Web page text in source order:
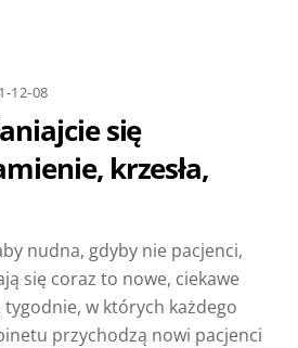
12-08
się
krzesła,
nudna, gdyby nie pacjenci,
się coraz to nowe, ciekawe
tygodnie, w których każdego
przychodzą nowi pacjenci